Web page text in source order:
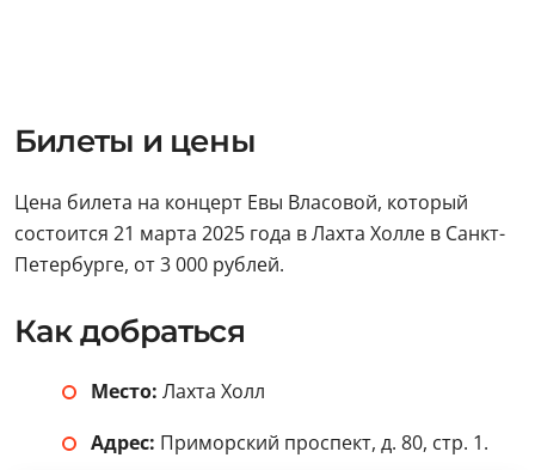
Билеты и цены
Цена билета на концерт Евы Власовой, который
состоится 21 марта 2025 года в Лахта Холле в Санкт-
Петербурге, от 3 000 рублей.
Как добраться
Место: Лахта Холл
Адрес: Приморский проспект, д. 80, стр. 1.